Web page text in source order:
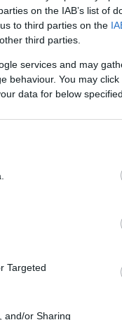
on the IAB’s list of
to third parties on the
third parties.
services and may
behaviour. You may
data for below
Targeted
and/or Sharing
σε 10
ο
της
πως
21:11